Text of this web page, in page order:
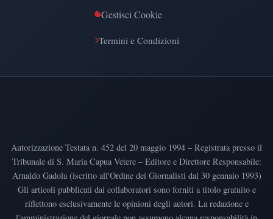
Gestisci Cookie
Termini e Condizioni
Autorizzazione Testata n. 452 del 20 maggio 1994 – Registrata presso il
Tribunale di S. Maria Capua Vetere – Editore e Direttore Responsabile:
Arnaldo Gadola (iscritto all'Ordine dei Giornalisti dal 30 gennaio 1993)
Gli articoli pubblicati dai collaboratori sono forniti a titolo gratuito e
riflettono esclusivamente le opinioni degli autori. La redazione e